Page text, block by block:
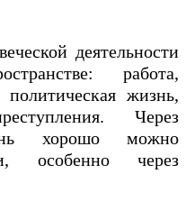
деятельности
работа,
политическая жизнь,
Через
хорошо можно
особенно через